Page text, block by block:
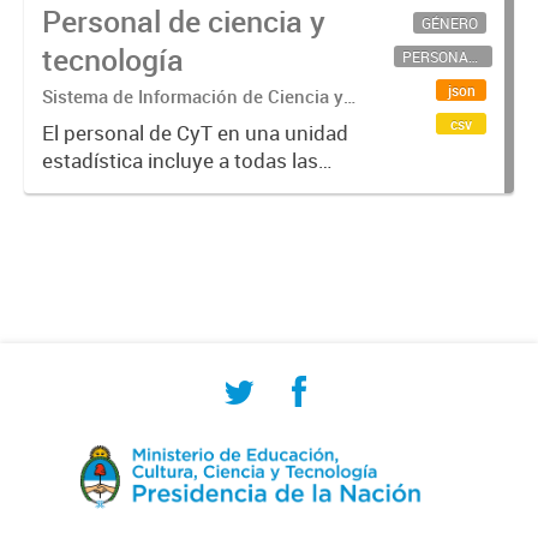
Personal de ciencia y
tecnología
Sistema de Información de Ciencia y
Tecnología Argentino (SICYTAR)
El personal de CyT en una unidad
estadística incluye a todas las
personas involucradas
GÉNERO
PERSONAL CIENTÍFICO-TECNOLÓGICO
json
csv